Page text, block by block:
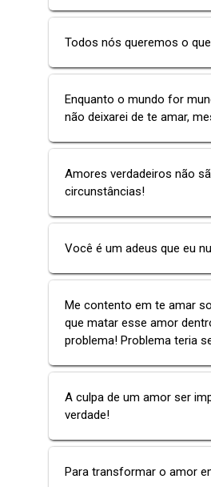
Todos nós queremos o
Enquanto o mundo for
não deixarei de te amar,
Amores verdadeiros não
circunstâncias!
Você é um adeus que eu
Me contento em te amar
que matar esse amor
problema! Problema teria
A culpa de um amor ser
verdade!
Para transformar o amor